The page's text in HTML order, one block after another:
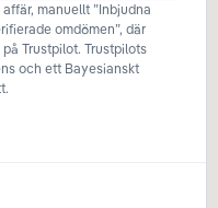
manuellt ”Inbjudna
omdömen”, där
Trustpilot. Trustpilots
och ett Bayesianskt